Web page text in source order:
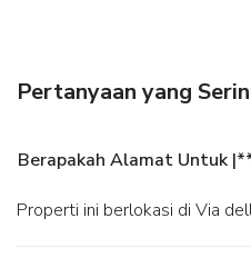
Pertanyaan yang
Berapakah Alamat Untuk
Properti ini berlokasi di Via